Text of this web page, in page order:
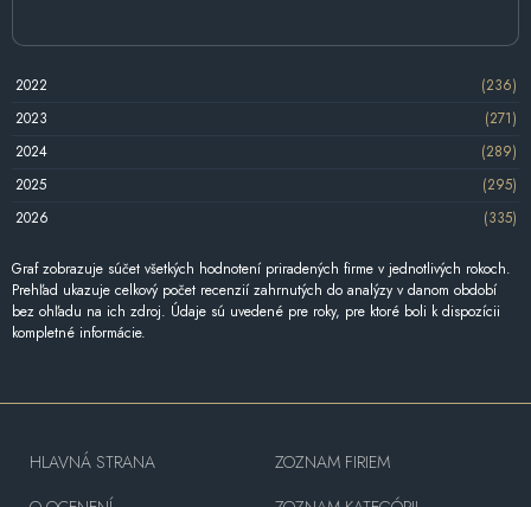
2022
(236)
2023
(271)
2024
(289)
2025
(295)
2026
(335)
Graf zobrazuje súčet všetkých hodnotení priradených firme v jednotlivých rokoch.
Prehľad ukazuje celkový počet recenzií zahrnutých do analýzy v danom období
bez ohľadu na ich zdroj. Údaje sú uvedené pre roky, pre ktoré boli k dispozícii
kompletné informácie.
HLAVNÁ STRANA
ZOZNAM FIRIEM